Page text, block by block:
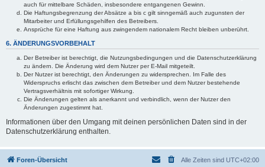
auch für mittelbare Schäden, insbesondere entgangenen Gewinn.
Die Haftungsbegrenzung der Absätze a bis c gilt sinngemäß auch zugunsten der
Mitarbeiter und Erfüllungsgehilfen des Betreibers.
Ansprüche für eine Haftung aus zwingendem nationalem Recht bleiben unberührt.
6. ÄNDERUNGSVORBEHALT
Der Betreiber ist berechtigt, die Nutzungsbedingungen und die Datenschutzerklärung
zu ändern. Die Änderung wird dem Nutzer per E-Mail mitgeteilt.
Der Nutzer ist berechtigt, den Änderungen zu widersprechen. Im Falle des
Widerspruchs erlischt das zwischen dem Betreiber und dem Nutzer bestehende
Vertragsverhältnis mit sofortiger Wirkung.
Die Änderungen gelten als anerkannt und verbindlich, wenn der Nutzer den
Änderungen zugestimmt hat.
Informationen über den Umgang mit deinen persönlichen Daten sind in der
Datenschutzerklärung enthalten.
Foren-Übersicht Alle Zeiten sind UTC+02:00